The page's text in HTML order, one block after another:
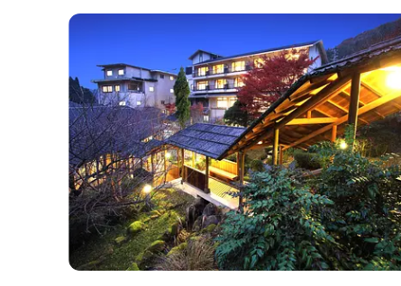
廻る散策路が設けられ、また海岸線が一望できる展
望塔へと続く遊歩道もあり自然と親しむ見どころが
あります。 ご家族連れで気軽にご利用頂け...